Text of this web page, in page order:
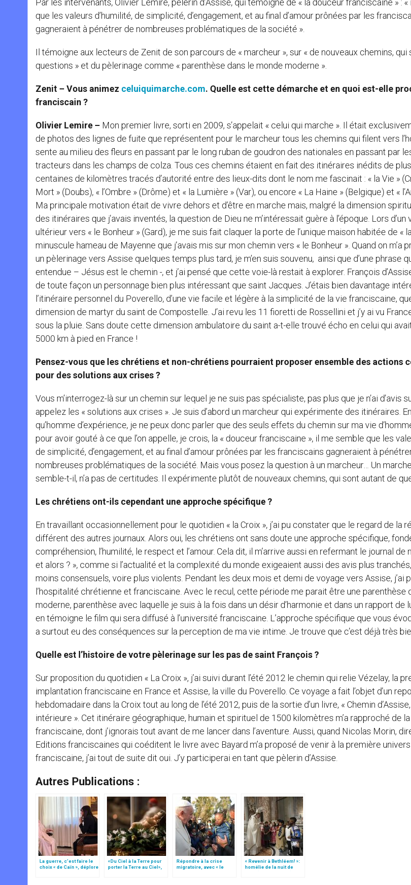
Par les intervenants, Olivier Lemire, pèlerin d’Assise, qui témoigne de « la douceur franciscaine » :
que les valeurs d’humilité, de simplicité, d’engagement, et au final d’amour prônées par les
gagneraient à pénétrer de nombreuses problématiques de la société ».
Il témoigne aux lecteurs de Zenit de son parcours de « marcheur », sur « de nouveaux chemins, qui
questions » et du pèlerinage comme « parenthèse dans le monde moderne ».
Zenit – Vous animez celuiquimarche.com. Quelle est cette démarche et en quoi est-elle
franciscain ?
Olivier Lemire – Mon premier livre, sorti en 2009, s’appelait « celui qui marche ». Il était
de photos des lignes de fuite que représentent pour le marcheur tous les chemins qui filent vers
sente au milieu des fleurs en passant par le long ruban de goudron des nationales en passant par
tracteurs dans les champs de colza. Tous ces chemins étaient en fait des itinéraires inédits de
centaines de kilomètres tracés d’autorité entre des lieux-dits dont le nom me fascinait : « la Vie »
Mort » (Doubs), « l’Ombre » (Drôme) et « la Lumière » (Var), ou encore « La Haine » (Belgique) et «
Ma principale motivation était de vivre dehors et d’être en marche mais, malgré la dimension
des itinéraires que j’avais inventés, la question de Dieu ne m’intéressait guère à l’époque. Lors d’un
ultérieur vers « le Bonheur » (Gard), je me suis fait claquer la porte de l’unique maison habitée de «
minuscule hameau de Mayenne que j’avais mis sur mon chemin vers « le Bonheur ». Quand on m’a
un pèlerinage vers Assise quelques temps plus tard, je m’en suis souvenu, ainsi que d’une phrase
entendue – Jésus est le chemin -, et j’ai pensé que cette voie-là restait à explorer. François
de toute façon un personnage bien plus intéressant que saint Jacques. J’étais bien davantage
l’itinéraire personnel du Poverello, d’une vie facile et légère à la simplicité de la vie franciscaine,
dimension de martyr du saint de Compostelle. J’ai revu les 11 fioretti de Rossellini et j’y ai vu
sous la pluie. Sans doute cette dimension ambulatoire du saint a-t-elle trouvé écho en celui qui
5000 km à pied en France !
Pensez-vous que les chrétiens et non-chrétiens pourraient proposer ensemble des actions
pour des solutions aux crises ?
Vous m’interrogez-là sur un chemin sur lequel je ne suis pas spécialiste, pas plus que je n’ai d’avis
appelez les « solutions aux crises ». Je suis d’abord un marcheur qui expérimente des itinéraires.
qu’homme d’expérience, je ne peux donc parler que des seuls effets du chemin sur ma vie
pour avoir gouté à ce que l’on appelle, je crois, la « douceur franciscaine », il me semble que les
de simplicité, d’engagement, et au final d’amour prônées par les franciscains gagneraient à
nombreuses problématiques de la société. Mais vous posez la question à un marcheur… Un
semble-t-il, n’a pas de certitudes. Il expérimente plutôt de nouveaux chemins, qui sont autant de
Les chrétiens ont-ils cependant une approche spécifique ?
En travaillant occasionnellement pour le quotidien « la Croix », j’ai pu constater que le regard de la
différent des autres journaux. Alors oui, les chrétiens ont sans doute une approche spécifique,
compréhension, l’humilité, le respect et l’amour. Cela dit, il m’arrive aussi en refermant le journal de
et alors ? », comme si l’actualité et la complexité du monde exigeaient aussi des avis plus
moins consensuels, voire plus violents. Pendant les deux mois et demi de voyage vers Assise, j’ai
l’hospitalité chrétienne et franciscaine. Avec le recul, cette période me parait être une parenthèse
moderne, parenthèse avec laquelle je suis à la fois dans un désir d’harmonie et dans un rapport de
en témoigne le film qui sera diffusé à l’université franciscaine. L’approche spécifique que vous
a surtout eu des conséquences sur la perception de ma vie intime. Je trouve que c’est déjà très
Quelle est l’histoire de votre pèlerinage sur les pas de saint François ?
Sur proposition du quotidien « La Croix », j’ai suivi durant l’été 2012 le chemin qui relie Vézelay, la
implantation franciscaine en France et Assise, la ville du Poverello. Ce voyage a fait l’objet d’un
hebdomadaire dans la Croix tout au long de l’été 2012, puis de la sortie d’un livre, « Chemin
intérieure ». Cet itinéraire géographique, humain et spirituel de 1500 kilomètres m’a rapproché de
franciscaine, dont j’ignorais tout avant de me lancer dans l’aventure. Aussi, quand Nicolas Morin,
Editions franciscaines qui coéditent le livre avec Bayard m’a proposé de venir à la première
franciscaine, j’ai tout de suite dit oui. J’y participerai en tant que pèlerin d’Assise.
Autres Publications :
La guerre, c’est faire le
choix « de Caïn », déplore
«Du Ciel à la Terre pour
porter la Terre au Ciel»,
Répondre à la crise
migratoire, avec « le
« Revenir à Bethléem! »:
homélie de la nuit de
Noël (texte complet)